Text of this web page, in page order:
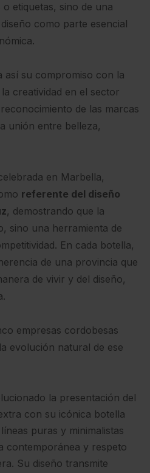
etiquetas, sino de una
como parte esencial
así su compromiso con la
creatividad en el sector
de las marcas
unión entre belleza,
en Marbella,
referente del diseño
, demostrando que la
sino una herramienta de
En cada botella,
de una provincia que
de vivir y del diseño,
empresas cordobesas
evolución natural de ese
la presentación del
con su icónica botella
puras y minimalistas
contemporánea y respeto
Su diseño transmite